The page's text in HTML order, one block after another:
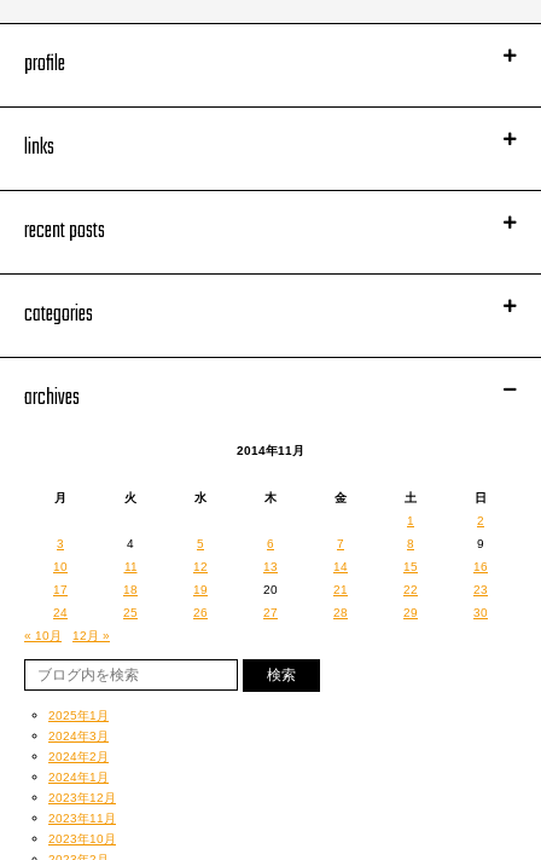
ツアーは残り2公演。ああ、寂し。東京公演まであと6日。
e+（イープラス）
サンデーフォークプロモーション：052-320-9100
2014年 11 月14
YUMEBANCHI：06-6341-3525
2014年11月21
18:00 Open / 19:00 Start
BEA：092-712-4221
Next Stage is …
2014年11月28
profile
links
recent posts
categories
archives
2014年11月
月 火 水 木 金 土
日
1
2
3
4 5 6 7 8
9
10
11 12 13 14 15
16
17
18 19 20 21 22
23
24
25 26 27 28 29
30
« 10月
12月 »
2025年1月
2024年3月
2024年2月
2024年1月
2023年12月
2023年11月
2023年10月